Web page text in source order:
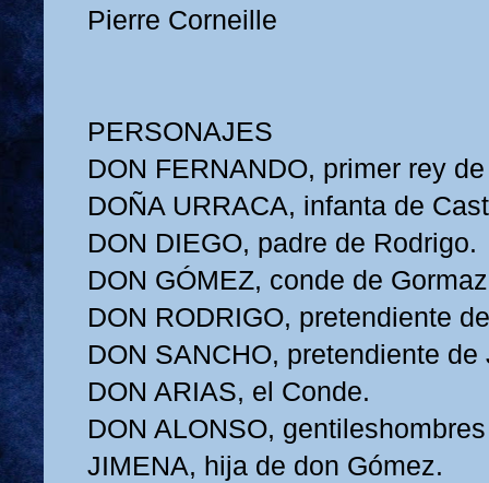
Pierre Corneille
PERSONAJES
DON FERNANDO, primer rey
DOÑA URRACA, infanta de
DON DIEGO, padre de Rodrigo.
DON GÓMEZ, conde de
DON RODRIGO, pretendiente
DON SANCHO, pretendiente de
DON ARIAS, el Conde.
DON ALONSO,
JIMENA, hija de don Gómez.